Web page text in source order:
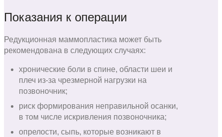
Показания к операции
Редукционная маммопластика может быть
рекомендована в следующих случаях:
хронические боли в спине, области шеи и
плеч из-за чрезмерной нагрузки на
позвоночник;
риск формирования неправильной осанки,
в том числе искривления позвоночника;
опрелости, сыпь, которые возникают в